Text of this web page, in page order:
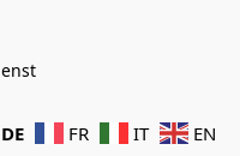
DE FR IT EN